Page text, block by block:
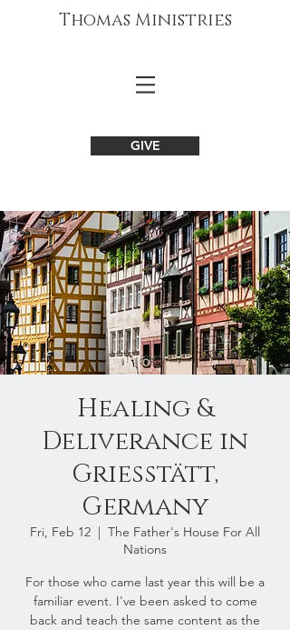
Thomas Ministries
GIVE
Healing &
Deliverance in
Griesstätt,
Germany
Fri, Feb 12
  |
The Father's House For All
Nations
For those who came last year this will be a
familiar event. I've been asked to come
back and teach the same content as the